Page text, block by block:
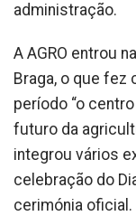
administração.
A AGRO entrou
Braga, o que
período “o
futuro da
integrou vários
celebração do
cerimónia